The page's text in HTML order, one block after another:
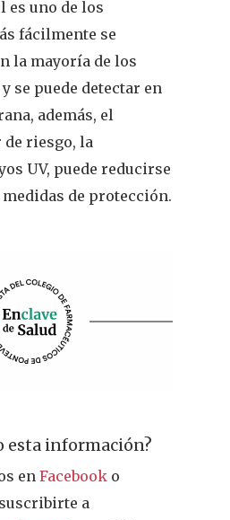
es uno de los
fácilmente se
la mayoría de los
se puede detectar en
además, el
riesgo, la
UV, puede reducirse
de protección.
esta información?
enFacebook o
a
FARMACÉUTICOS DE
Cuídate
Actualidad
Infantil
Nutrición
Fitoterapia